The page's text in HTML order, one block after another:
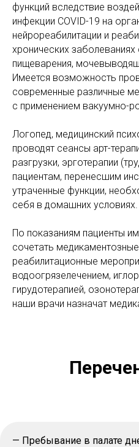
функций вследствие
инфекции COVID-19 на
нейрореабилитации и
хронических
пищеварения,
Имеется возможность
современные различные
с применением вакуумно-
Логопед, медицинский
проводят сеансы арт-
разгрузки, эрготерапии
пациентам, перенесшим
утраченные функции,
себя в домашних условиях.
По показаниям пациенты
сочетать
реабилитационные
водоогрязелечением,
гирудотерапией,
наши врачи назначат
— Пребывание в палате